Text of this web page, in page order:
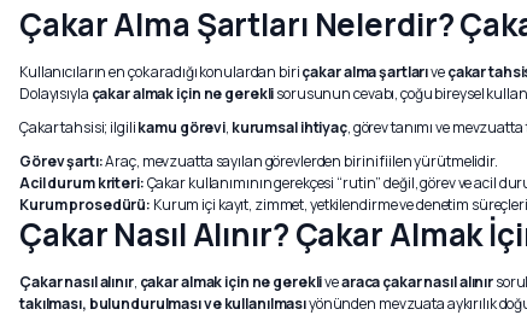
Çakar Alma Şartları Nelerdir?
Kullanıcıların en çok aradığı konulardan biriçakar alma şartlarıveçakar
Dolayısıyla çakar almak için ne gereklisorusunun cevabı, çoğu bireysel
Çakar tahsisi; ilgilikamu görevi, kurumsal ihtiyaç, görev tanımı ve
Görev şartı:Araç, mevzuatta sayılan görevlerden birini fiilen yürütmelidir.
Acil durum kriteri:Çakar kullanımının gerekçesi “rutin” değil, görev ve acil
Kurum prosedürü: Kurum içi kayıt, zimmet, yetkilendirme ve denetim
Çakar Nasıl Alınır? Çakar Almak
Çakar nasıl alınır, çakar almak için ne gereklivearaca çakar nasıl alınır
takılması, bulundurulması ve kullanılmasıyönünden mevzuata aykırılık